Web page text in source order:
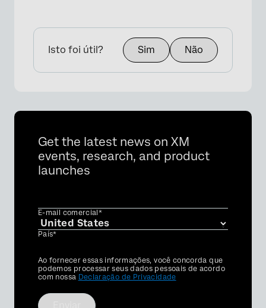
×
Isto foi útil? Sim Não
Get the latest news on XM
events, research, and product
launches
E-mail comercial*
País*
Privacy
Optin
Ao fornecer essas informações, você concorda que
podemos processar seus dados pessoais de acordo
com nossa Declaração de Privacidade